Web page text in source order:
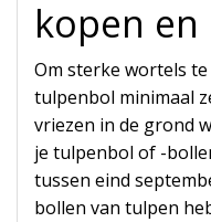
kopen
Om sterke wortels
tulpenbol minimaal
vriezen in de grond
je tulpenbol of -
tussen eind
bollen van tulpen